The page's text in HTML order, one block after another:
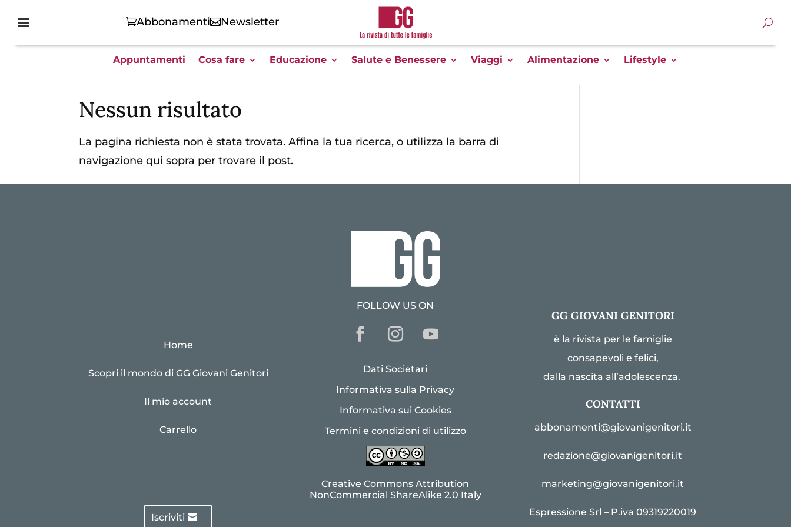
Abbonamenti Newsletter
Appuntamenti Cosa fare Educazione Salute e Benessere Viaggi Alimentazione Lifestyle
Nessun risultato
La pagina richiesta non è stata trovata. Affina la tua ricerca, o utilizza la barra di
navigazione qui sopra per trovare il post.
Home
Scopri il mondo di GG Giovani Genitori
Il mio account
Carrello
Iscriviti
FOLLOW US ON
Dati Societari
Informativa sulla Privacy
Informativa sui Cookies
Termini e condizioni di utilizzo
Creative Commons Attribution
NonCommercial ShareAlike 2.0 Italy
GG GIOVANI GENITORI
è la rivista per le famiglie
consapevoli e felici,
dalla nascita all’adolescenza.
CONTATTI
abbonamenti@giovanigenitori.it
redazione@giovanigenitori.it
marketing@giovanigenitori.it
Espressione Srl – P.iva 09319220019